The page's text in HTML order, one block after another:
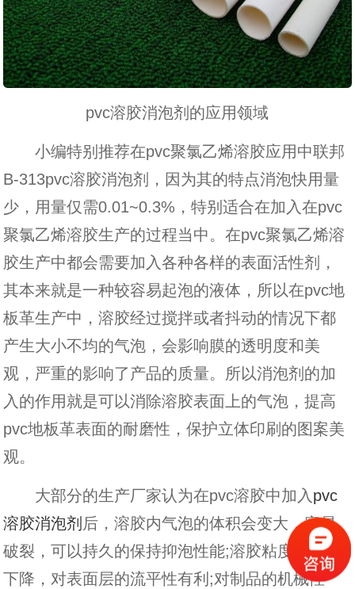
pvc溶胶消泡剂的应用领域
小编特别推荐在pvc聚氯乙烯溶胶应用中联邦
B-313pvc溶胶消泡剂，因为其的特点消泡快用量
少，用量仅需0.01~0.3%，特别适合在加入在pvc
聚氯乙烯溶胶生产的过程当中。在pvc聚氯乙烯溶
胶生产中都会需要加入各种各样的表面活性剂，
其本来就是一种较容易起泡的液体，所以在pvc地
板革生产中，溶胶经过搅拌或者抖动的情况下都
产生大小不均的气泡，会影响膜的透明度和美
观，严重的影响了产品的质量。所以消泡剂的加
入的作用就是可以消除溶胶表面上的气泡，提高
pvc地板革表面的耐磨性，保护立体印刷的图案美
观。
大部分的生产厂家认为在pvc溶胶中加入pvc
溶胶消泡剂 后，溶胶内气泡的体积会变大，容易
破裂，可以持久的保持抑泡性能;溶胶粘度会有所
下降，对表面层的流平性有利;对制品的机械性